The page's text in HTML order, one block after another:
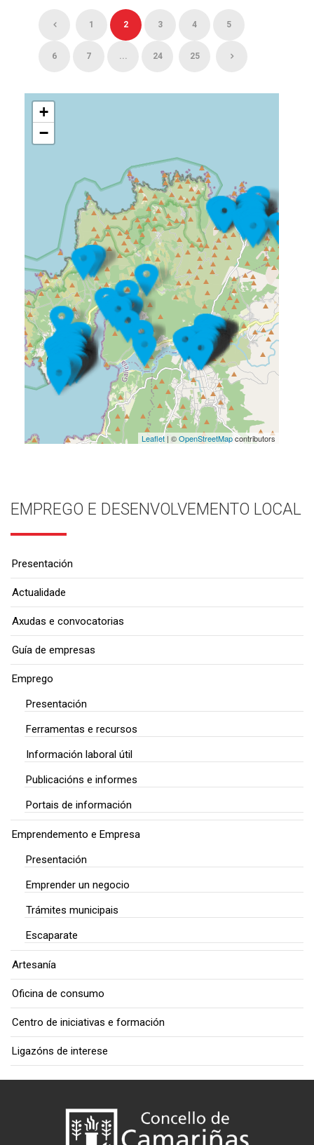
1 2 3 4 5
6 7 ... 24 25
+
−
Leaflet| ©OpenStreetMapcontributors
EMPREGO E DESENVOLVEMENTO LOCAL
Presentación
Actualidade
Axudas e convocatorias
Guía de empresas
Emprego
Presentación
Ferramentas e recursos
Información laboral útil
Publicacións e informes
Portais de información
Emprendemento e Empresa
Presentación
Emprender un negocio
Trámites municipais
Escaparate
Artesanía
Oficina de consumo
Centro de iniciativas e formación
Ligazóns de interese